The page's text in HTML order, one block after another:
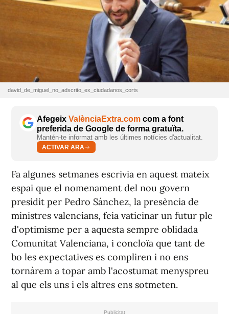
david_de_miguel_no_adscrito_ex_ciudadanos_corts
Afegeix ValènciaExtra.com com a font
preferida de Google de forma gratuïta.
Mantén-te informat amb les últimes notícies d'actualitat.
ACTIVAR ARA
Fa algunes setmanes escrivia en aquest mateix
espai que el nomenament del nou govern
presidit per Pedro Sánchez, la presència de
ministres valencians, feia vaticinar un futur ple
d'optimisme per a aquesta sempre oblidada
Comunitat Valenciana, i concloïa que tant de
bo les expectatives es compliren i no ens
tornàrem a topar amb l'acostumat menyspreu
al que els uns i els altres ens sotmeten.